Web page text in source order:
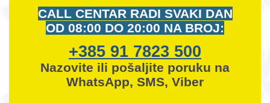
CALL CENTAR RADI SVAKI DAN
OD 08:00 DO 20:00 NA BROJ:
+385 91 7823 500
Nazovite ili pošaljite poruku na
WhatsApp, SMS, Viber